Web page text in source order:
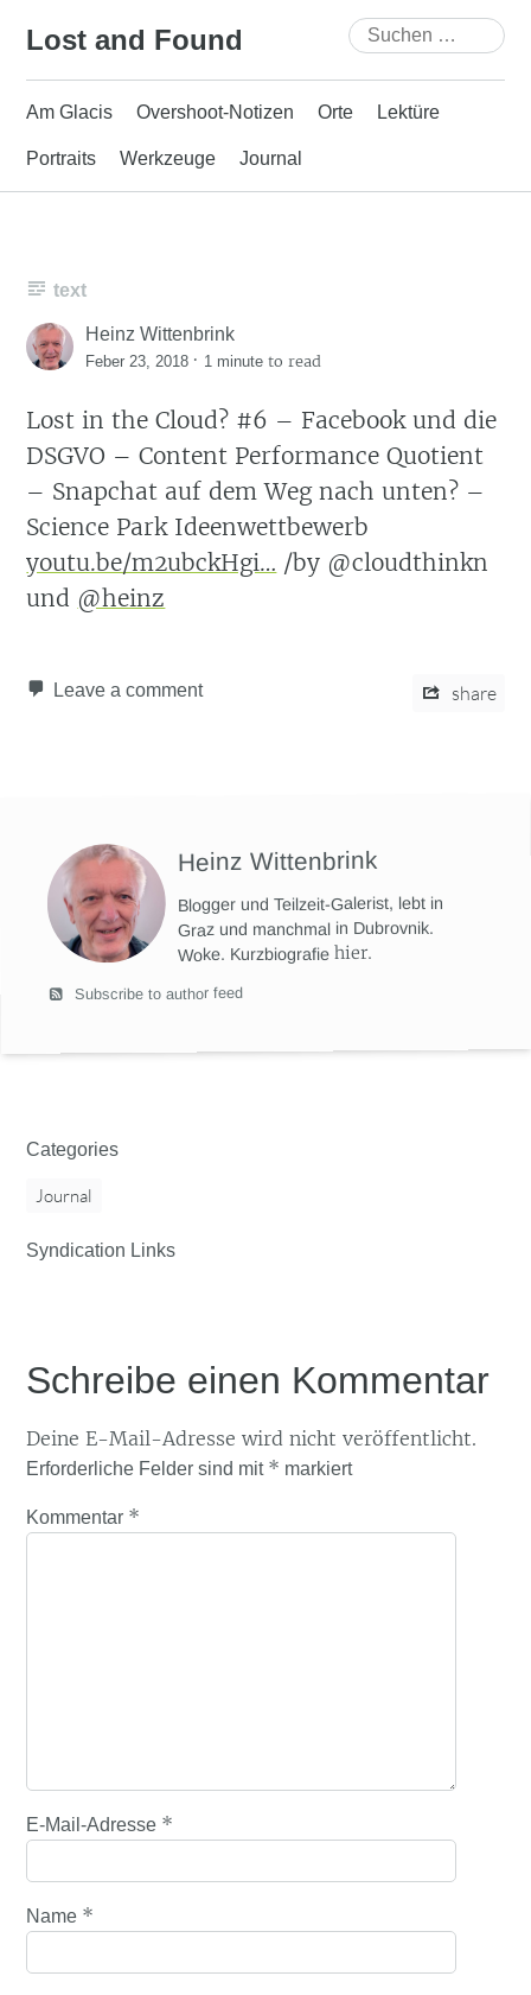
Lost and Found
Suchen
nach:
Am Glacis Overshoot-Notizen Orte Lektüre
Portraits Werkzeuge Journal
text
Heinz Wittenbrink
Feber 23, 2018 · 1 minute to read
Lost in the Cloud? #6 – Facebook und die
DSGVO – Content Performance Quotient
– Snapchat auf dem Weg nach unten? –
Science Park Ideenwettbewerb
youtu.be/m2ubckHgi… /by @cloudthinkn
und @heinz
Leave a comment share
Heinz Wittenbrink
Blogger und Teilzeit-Galerist, lebt in
Graz und manchmal in Dubrovnik.
Woke. Kurzbiografiehier.
Subscribe to author feed
Categories
Journal
Syndication Links
Schreibe einen Kommentar
Deine E-Mail-Adresse wird nicht veröffentlicht.
Erforderliche Felder sind mit * markiert
Kommentar *
E-Mail-Adresse *
Name *